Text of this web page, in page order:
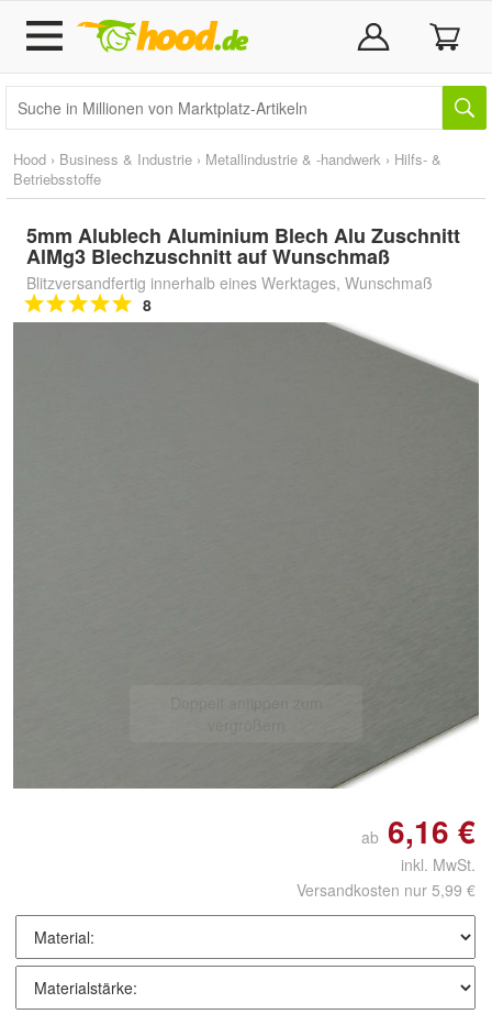
Hood › Business & Industrie › Metallindustrie & -handwerk › Hilfs- &
Betriebsstoffe
5mm Alublech Aluminium Blech Alu Zuschnitt
AlMg3 Blechzuschnitt auf Wunschmaß
Blitzversandfertig innerhalb eines Werktages, Wunschmaß
8
ab 6,16 €
inkl. MwSt.
Versandkosten nur 5,99 €